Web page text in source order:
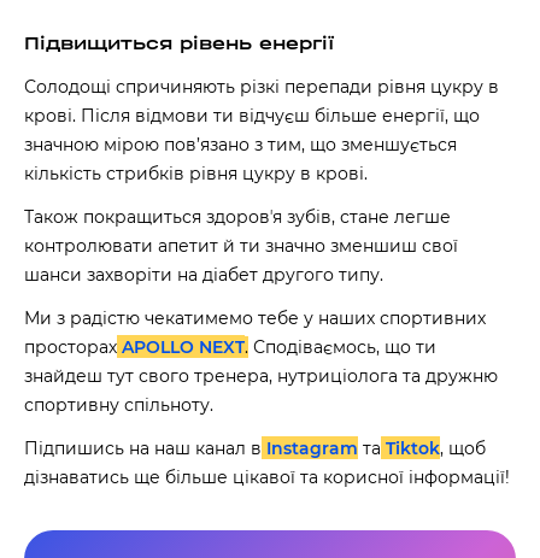
Підвищиться рівень енергії
Солодощі спричиняють різкі перепади рівня цукру в
крові. Після відмови ти відчуєш більше енергії, що
значною мірою пов’язано з тим, що зменшується
кількість стрибків рівня цукру в крові.
Також покращиться здоровʼя зубів, стане легше
контролювати апетит й ти значно зменшиш свої
шанси захворіти на діабет другого типу.
Ми з радістю чекатимемо тебе у наших спортивних
просторах APOLLO NEXT. Сподіваємось, що ти
знайдеш тут свого тренера, нутриціолога та дружню
спортивну спільноту.
Підпишись на наш канал в Instagram та Tiktok, щоб
дізнаватись ще більше цікавої та корисної інформації!
60 секунд пам’яті
00
хв
59
сек
Наше право на життя, свободу та
творчість вибороли ті, хто свої життя —
віддав.